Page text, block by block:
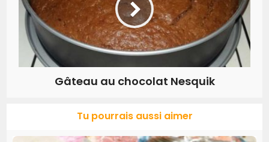
Gâteau au chocolat Nesquik
Tu pourrais aussi aimer